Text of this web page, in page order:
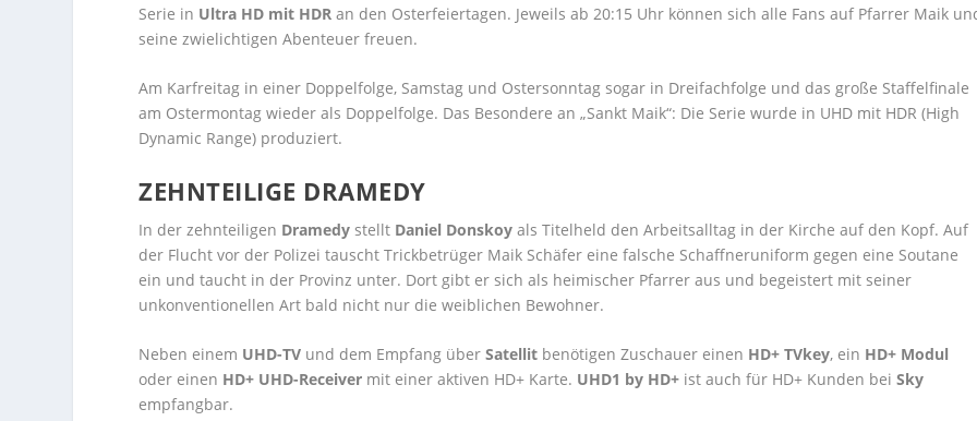
Serie in Ultra HD mit HDR an den Osterfeiertagen. Jeweils ab 20:15 Uhr können sich alle Fans auf Pfarrer Maik
seine zwielichtigen Abenteuer freuen.
Am Karfreitag in einer Doppelfolge, Samstag und Ostersonntag sogar in Dreifachfolge und das große Staffelfinale
am Ostermontag wieder als Doppelfolge. Das Besondere an „Sankt Maik“: Die Serie wurde in UHD mit HDR (High
Dynamic Range) produziert.
ZEHNTEILIGE DRAMEDY
In der zehnteiligen Dramedy stellt Daniel Donskoy als Titelheld den Arbeitsalltag in der Kirche auf den Kopf. Auf
der Flucht vor der Polizei tauscht Trickbetrüger Maik Schäfer eine falsche Schaffneruniform gegen eine Soutane
ein und taucht in der Provinz unter. Dort gibt er sich als heimischer Pfarrer aus und begeistert mit seiner
unkonventionellen Art bald nicht nur die weiblichen Bewohner.
Neben einem UHD-TV und dem Empfang über Satellit benötigen Zuschauer einen HD+ TVkey, ein HD+ Modul
oder einen HD+ UHD-Receiver mit einer aktiven HD+ Karte. UHD1 by HD+ ist auch für HD+ Kunden beiSky
empfangbar.